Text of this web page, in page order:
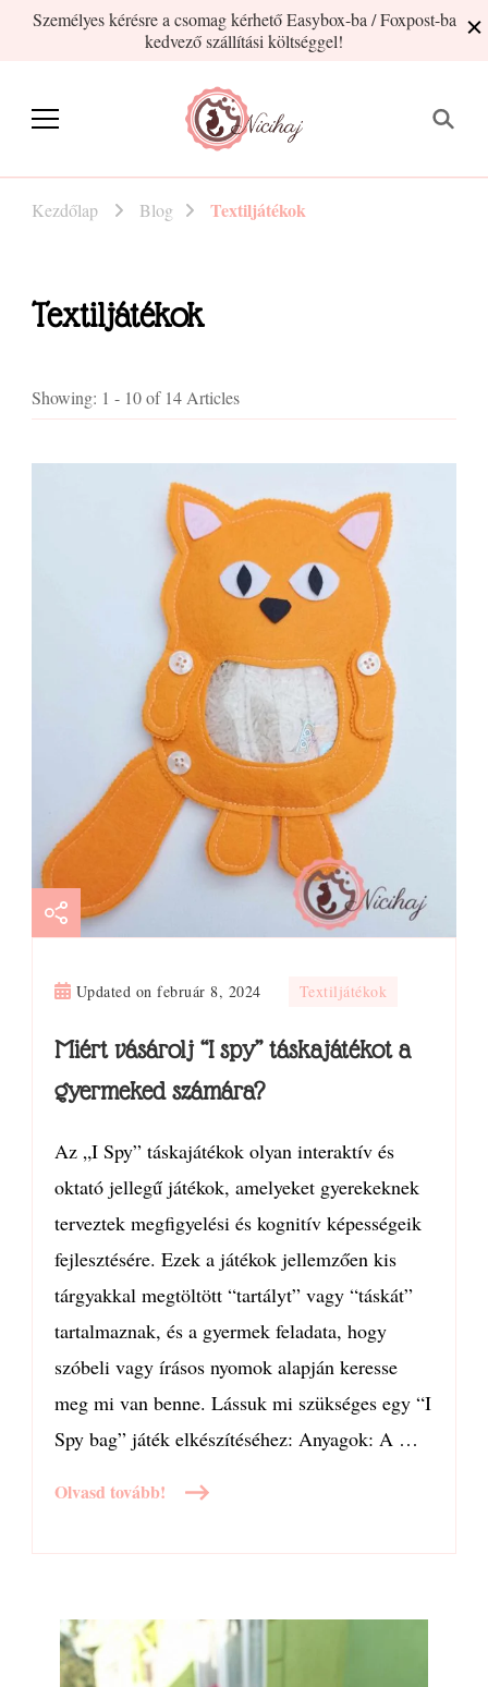
Személyes kérésre a csomag kérhető Easybox-ba / Foxpost-ba
kedvező szállítási költséggel!
Nicihaj
Kezdőlap Blog Textiljátékok
Textiljátékok
Showing: 1 - 10 of 14 Articles
Updated onfebruár 8, 2024 Textiljátékok
Miért vásárolj “I spy” táskajátékot a
gyermeked számára?
Az „I Spy” táskajátékok olyan interaktív és
oktató jellegű játékok, amelyeket gyerekeknek
terveztek megfigyelési és kognitív képességeik
fejlesztésére. Ezek a játékok jellemzően kis
tárgyakkal megtöltött “tartályt” vagy “táskát”
tartalmaznak, és a gyermek feladata, hogy
szóbeli vagy írásos nyomok alapján keresse
meg mi van benne. Lássuk mi szükséges egy “I
Spy bag” játék elkészítéséhez: Anyagok: A …
Olvasd tovább!